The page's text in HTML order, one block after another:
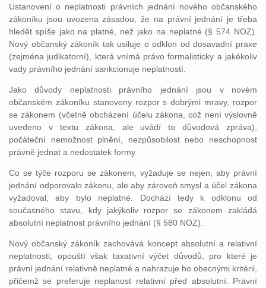
Ustanovení o neplatnosti právních jednání nového občanského
zákoníku jsou uvozena zásadou, že na právní jednání je třeba
hledět spíše jako na platné, než jako na neplatné (§ 574 NOZ).
Nový občanský zákoník tak usiluje o odklon od dosavadní praxe
(zejména judikatorní), která vnímá právo formalisticky a jakékoliv
vady právního jednání sankcionuje neplatností.
Jako důvody neplatnosti právního jednání jsou v novém
občanském zákoníku stanoveny rozpor s dobrými mravy, rozpor
se zákonem (včetně obcházení účelu zákona, což není výslovně
uvedeno v textu zákona, ale uvádí to důvodová zpráva),
počáteční nemožnost plnění, nezpůsobilost nebo neschopnost
právně jednat a nedostatek formy.
Co se týče rozporu se zákonem, vyžaduje se nejen, aby právní
jednání odporovalo zákonu, ale aby zároveň smysl a účel zákona
vyžadoval, aby bylo neplatné. Dochází tedy k odklonu od
současného stavu, kdy jakýkoliv rozpor se zákonem zakládá
absolutní neplatnost právního jednání (§ 580 NOZ).
Nový občanský zákoník zachovává koncept absolutní a relativní
neplatnosti, opouští však taxativní výčet důvodů, pro které je
právní jednání relativně neplatné a nahrazuje ho obecnými kritérii,
přičemž se preferuje neplanost relativní před absolutní. Právní